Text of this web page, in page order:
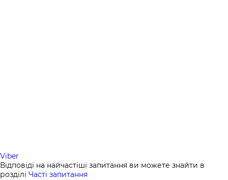
Viber
Відповіді на найчастіші запитання ви можете знайти в
розділі Часті запитання